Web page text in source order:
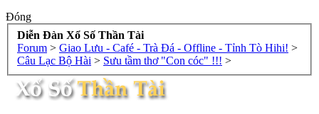
Đóng
Diễn Đàn Xổ Số Thần Tài
Forum > Giao Lưu - Café - Trà Đá - Offline - Tỉnh Tò Hihi! >
Câu Lạc Bộ Hài > Sưu tầm thơ "Con cóc" !!! >